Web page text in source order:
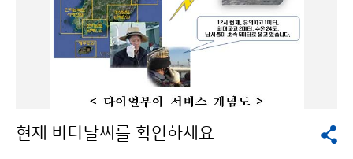
서, 태풍으로 발달할 가능성이 있으며, 이동경로와 강도는
유동적이므로 앞으로 발표되는 기상정보에 유의해야 한
다. 문의 131 기상콜센터기상청 이(가) 창작한 제주도와
남해안 많은 비 저작물은 "공공누리" 출처표시-상업적이
용금지 조건에 따라 이용 할 수 있습니다.
비가 오는 곳이 있다. 중부지방은 낮 기온이 크게 올라 대
류불안정에 의한 소나기가 오는 곳이 있다. 앞으로 태풍으
로 발달할 가능성이 높은 이 열대저압부는 28일(토) 아침
제주도 서쪽해상을 지나 밤에 서해상을 경유하여 29일
(일) 밤에는 중국 북동지방으로 북상할 것으로 전망된다.
서는 고온다습한 강한 바람과 기류가 강하게 유입되어 제
현재 바다날씨를 확인하세요